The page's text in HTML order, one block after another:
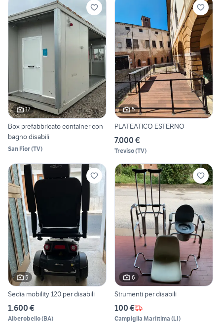
17
Box prefabbricato container con
bagno disabili
San Fior(TV)
5
PLATEATICO ESTERNO
7.000 €
Treviso(TV)
5
Sedia mobility 120 per disabili
1.600 €
Alberobello(BA)
6
Strumenti per disabili
100 €
Campiglia Marittima (LI)